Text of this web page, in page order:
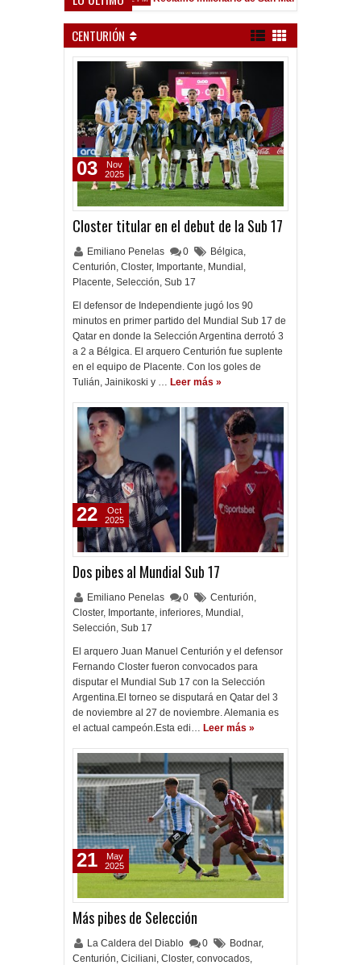
CENTURIÓN
Closter titular en el debut de la Sub 17
Emiliano Penelas 0 Bélgica,
Centurión, Closter, Importante, Mundial ,
Placente, Selección, Sub 17
El defensor de Independiente jugó los 90
minutos en primer partido del Mundial Sub 17 de
Qatar en donde la Selección Argentina derrotó 3
a 2 a Bélgica. El arquero Centurión fue suplente
en el equipo de Placente. Con los goles de
Tulián, Jainikoski y … Leer más »
03
Nov
2025
Dos pibes al Mundial Sub 17
Emiliano Penelas 0 Centurión,
Closter, Importante, inferiores, Mundial ,
Selección, Sub 17
El arquero Juan Manuel Centurión y el defensor
Fernando Closter fueron convocados para
disputar el Mundial Sub 17 con la Selección
Argentina.El torneo se disputará en Qatar del 3
de noviembre al 27 de noviembre. Alemania es
el actual campeón.Esta edi… Leer más »
22
Oct
2025
Más pibes de Selección
La Caldera del Diablo 0 Bodnar,
Centurión, Ciciliani, Closter, convocados,
21
May
2025